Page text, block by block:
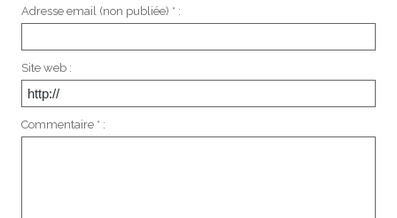
Adresse email (non publiée) * :
Site web :
Commentaire * :